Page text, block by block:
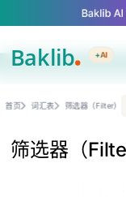
A Markdown version of
Baklib AI
+AI
首页 词汇表 筛选器（Filter）
筛选器（